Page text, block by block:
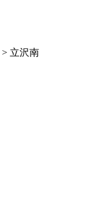
> 立沢南